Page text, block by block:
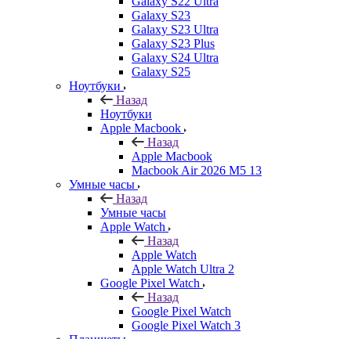
Galaxy S23
Galaxy S23 Ultra
Galaxy S23 Plus
Galaxy S24 Ultra
Galaxy S25
Ноутбуки
Назад
Ноутбуки
Apple Macbook
Назад
Apple Macbook
Macbook Air 2026 M5 13
Умные часы
Назад
Умные часы
Apple Watch
Назад
Apple Watch
Apple Watch Ultra 2
Google Pixel Watch
Назад
Google Pixel Watch
Google Pixel Watch 3